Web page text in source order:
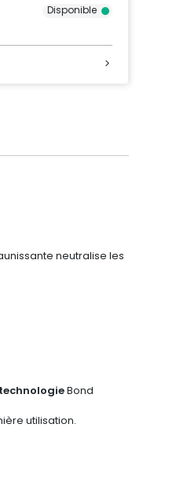
Disponible
neutralise les
technologieBond
utilisation.